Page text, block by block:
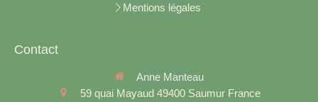
Mentions légales
Contact
Anne Manteau
59 quai Mayaud 49400 Saumur France